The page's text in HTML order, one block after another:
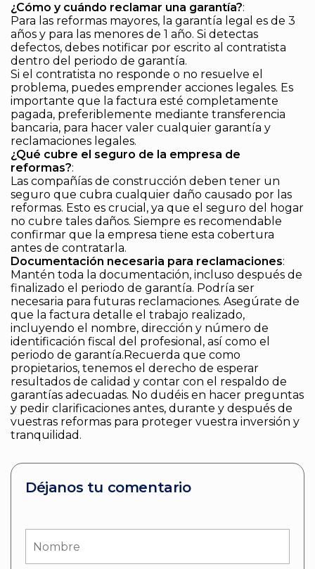
¿Cómo y cuándo reclamar una garantía?:
Para las reformas mayores, la garantía legal es de 3
años y para las menores de 1 año. Si detectas
defectos, debes notificar por escrito al contratista
dentro del periodo de garantía.
Si el contratista no responde o no resuelve el
problema, puedes emprender acciones legales. Es
importante que la factura esté completamente
pagada, preferiblemente mediante transferencia
bancaria, para hacer valer cualquier garantía y
reclamaciones legales.
¿Qué cubre el seguro de la empresa de
reformas?:
Las compañías de construcción deben tener un
seguro que cubra cualquier daño causado por las
reformas. Esto es crucial, ya que el seguro del hogar
no cubre tales daños. Siempre es recomendable
confirmar que la empresa tiene esta cobertura
antes de contratarla.
Documentación necesaria para reclamaciones:
Mantén toda la documentación, incluso después de
finalizado el periodo de garantía. Podría ser
necesaria para futuras reclamaciones. Asegúrate de
que la factura detalle el trabajo realizado,
incluyendo el nombre, dirección y número de
identificación fiscal del profesional, así como el
periodo de garantía.Recuerda que como
propietarios, tenemos el derecho de esperar
resultados de calidad y contar con el respaldo de
garantías adecuadas. No dudéis en hacer preguntas
y pedir clarificaciones antes, durante y después de
vuestras reformas para proteger vuestra inversión y
tranquilidad.
Déjanos tu comentario